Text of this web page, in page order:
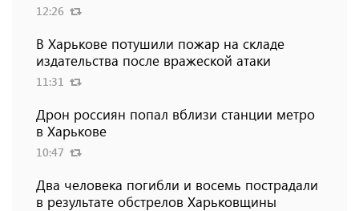
12:26
В Харькове потушили пожар на складе
издательства после вражеской атаки
11:31
Дрон россиян попал вблизи станции метро
в Харькове
10:47
Два человека погибли и восемь пострадали
в результате обстрелов Харьковщины